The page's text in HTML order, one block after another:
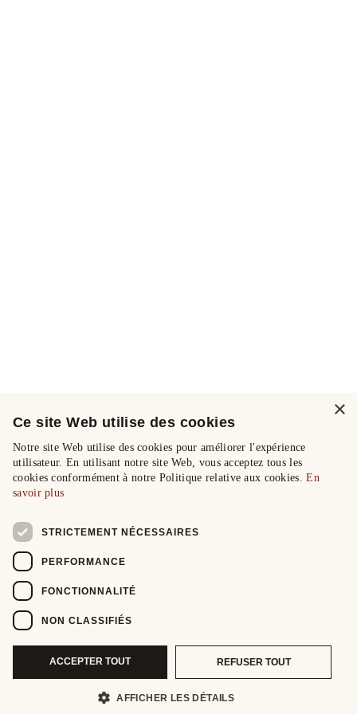
×
Ce site Web utilise des cookies
Notre site Web utilise des cookies pour améliorer l'expérience
utilisateur. En utilisant notre site Web, vous acceptez tous les
cookies conformément à notre Politique relative aux cookies.En
savoir plus
STRICTEMENT NÉCESSAIRES
PERFORMANCE
FONCTIONNALITÉ
NON CLASSIFIÉS
ACCEPTER TOUT REFUSER TOUT
AFFICHER LES DÉTAILS